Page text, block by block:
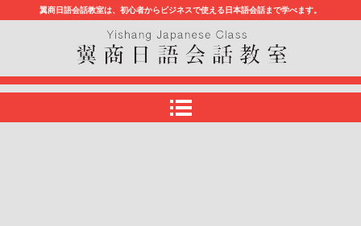
翼商日語会話教室
翼商日語会話教室は、初心者からビジネスで使える日本語会話まで学べます。